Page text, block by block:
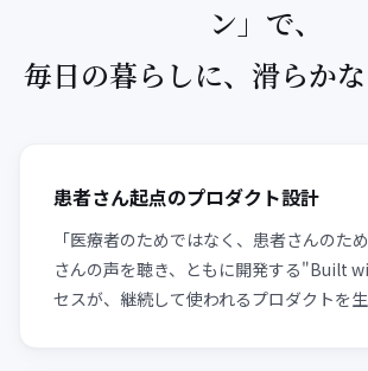
ン」で、
毎日の暮らしに、滑らかな
患者さん起点のプロダクト設計
「医療者のためではなく、患者さんの
さんの声を聴き、ともに開発する"Built
セスが、継続して使われるプロダクトを生